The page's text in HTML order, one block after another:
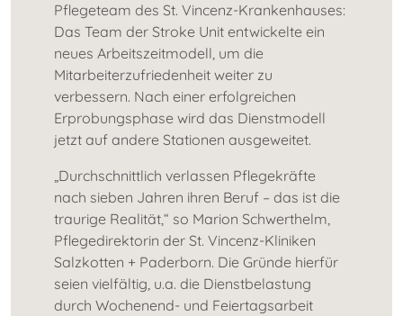
Pflegeteam des St. Vincenz-Krankenhauses:
Das Team der Stroke Unit entwickelte ein
neues Arbeitszeitmodell, um die
Mitarbeiterzufriedenheit weiter zu
verbessern. Nach einer erfolgreichen
Erprobungsphase wird das Dienstmodell
jetzt auf andere Stationen ausgeweitet.
„Durchschnittlich verlassen Pflegekräfte
nach sieben Jahren ihren Beruf – das ist die
traurige Realität,“ so Marion Schwerthelm,
Pflegedirektorin der St. Vincenz-Kliniken
Salzkotten + Paderborn. Die Gründe hierfür
seien vielfältig, u.a. die Dienstbelastung
durch Wochenend- und Feiertagsarbeit